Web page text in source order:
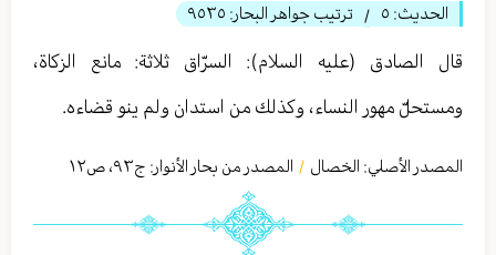
الحديث: ٥ / ترتيب جواهر البحار: ٩٥٣٥
قال الصادق (عليه السلام): السرّاق ثلاثة: مانع الزكاة،
ومستحلّ مهور النساء، وكذلك من استدان ولم ينو قضاءه‏.
المصدر الأصلي: الخصال / المصدر من بحار الأنوار: ج٩٣، ص١٢